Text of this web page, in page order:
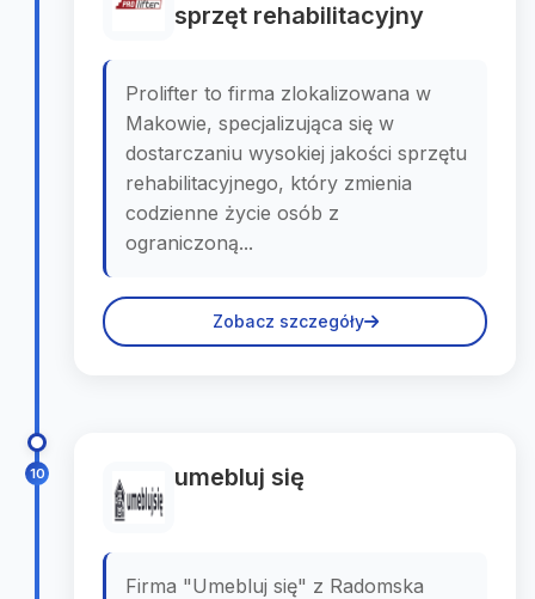
sprzęt rehabilitacyjny
Prolifter to firma zlokalizowana w
Makowie, specjalizująca się w
dostarczaniu wysokiej jakości sprzętu
rehabilitacyjnego, który zmienia
codzienne życie osób z
ograniczoną...
Zobacz szczegóły
10 umebluj się
Firma "Umebluj się" z Radomska